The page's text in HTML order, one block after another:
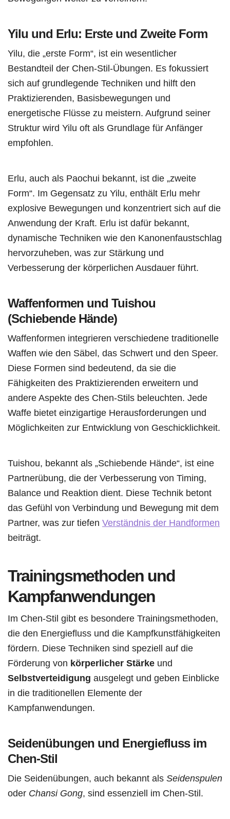
Yilu und Erlu: Erste und Zweite Form
Yilu, die „erste Form“, ist ein wesentlicher
Bestandteil der Chen-Stil-Übungen. Es fokussiert
sich auf grundlegende Techniken und hilft den
Praktizierenden, Basisbewegungen und
energetische Flüsse zu meistern. Aufgrund seiner
Struktur wird Yilu oft als Grundlage für Anfänger
empfohlen.
Erlu, auch als Paochui bekannt, ist die „zweite
Form“. Im Gegensatz zu Yilu, enthält Erlu mehr
explosive Bewegungen und konzentriert sich auf die
Anwendung der Kraft. Erlu ist dafür bekannt,
dynamische Techniken wie den Kanonenfaustschlag
hervorzuheben, was zur Stärkung und
Verbesserung der körperlichen Ausdauer führt.
Waffenformen und Tuishou
(Schiebende Hände)
Waffenformen integrieren verschiedene traditionelle
Waffen wie den Säbel, das Schwert und den Speer.
Diese Formen sind bedeutend, da sie die
Fähigkeiten des Praktizierenden erweitern und
andere Aspekte des Chen-Stils beleuchten. Jede
Waffe bietet einzigartige Herausforderungen und
Möglichkeiten zur Entwicklung von Geschicklichkeit.
Tuishou, bekannt als „Schiebende Hände“, ist eine
Partnerübung, die der Verbesserung von Timing,
Balance und Reaktion dient. Diese Technik betont
das Gefühl von Verbindung und Bewegung mit dem
Partner, was zur tiefen Verständnis der Handformen
beiträgt.
Trainingsmethoden und
Kampfanwendungen
Im Chen-Stil gibt es besondere Trainingsmethoden,
die den Energiefluss und die Kampfkunstfähigkeiten
fördern. Diese Techniken sind speziell auf die
Förderung von körperlicher Stärke und
Selbstverteidigung ausgelegt und geben Einblicke
in die traditionellen Elemente der
Kampfanwendungen.
Seidenübungen und Energiefluss im
Chen-Stil
Die Seidenübungen, auch bekannt als Seidenspulen
oder Chansi Gong, sind essenziell im Chen-Stil.